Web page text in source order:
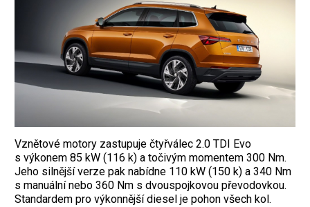
Vznětové motory zastupuje čtyřválec 2.0 TDI Evo
s výkonem 85 kW (116 k) a točivým momentem 300 Nm.
Jeho silnější verze pak nabídne 110 kW (150 k) a 340 Nm
s manuální nebo 360 Nm s dvouspojkovou převodovkou.
Standardem pro výkonnější diesel je pohon všech kol.